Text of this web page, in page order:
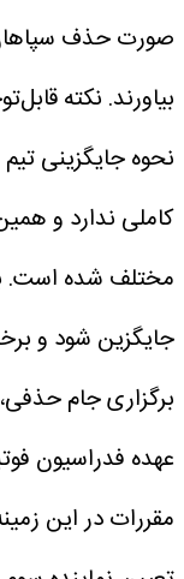
صورت حذف
بیاورند. نکته
نحوه جایگزینی
کاملی ندارد و
مختلف شده است.
جایگزین شود و
برگزاری جام
عهده فدراسیون
مقررات در این